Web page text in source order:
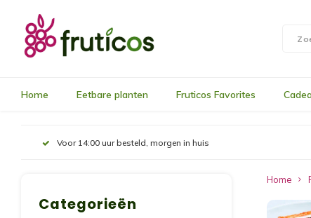
Home Eetbare planten Fruticos Favorites
Voor 14:00 uur besteld, morgen in huis
Categorieën
Home